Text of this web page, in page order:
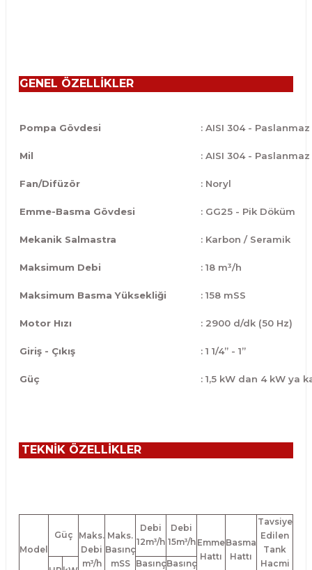
GENEL ÖZELLİKLER
Pompa Gövdesi : AISI 304 -
Mil : AISI 304 -
Fan/Difüzör : Noryl
Emme-Basma Gövdesi : GG25 - Pik Döküm
Mekanik Salmastra : Karbon / Seramik
Maksimum Debi : 18 m³/h
Maksimum Basma Yüksekliği : 158 mSS
Motor Hızı : 2900 d/dk (50 Hz)
Giriş - Çıkış : 1 1/4” - 1”
Güç : 1,5 kW dan 4 kW ya
TEKNİK ÖZELLİKLER
Model
Güç
Maks.
Debi
m³/h
Maks.
Basınç
mSS
Debi
12m³/h
Debi
15m³/h Emme
Hattı
Basma
Hattı
Tavsiye
Edilen
Tank
Hacmi
BasınçBasınç